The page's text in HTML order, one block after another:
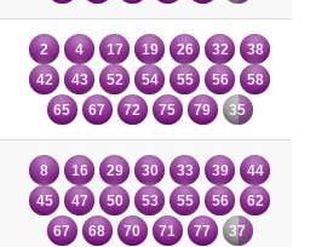
2 4 17 19 26 32
38
42
43 52 54 55 56
58
65
67 72 75 79 35
8 16 29 30 33 39
44
45
47 50 53 55 56
62
67
68 70 71 77 37